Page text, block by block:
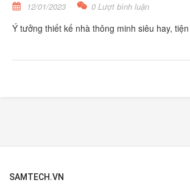
12/01/2023 0 Lượt bình luận
Ý tưởng thiết kế nhà thông minh siêu hay,
SAMTECH.VN